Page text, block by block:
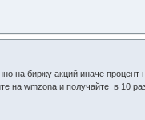
на биржу акций иначе процент
на wmzona и получайте в 10